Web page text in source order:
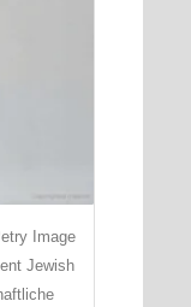
Image
Jewish